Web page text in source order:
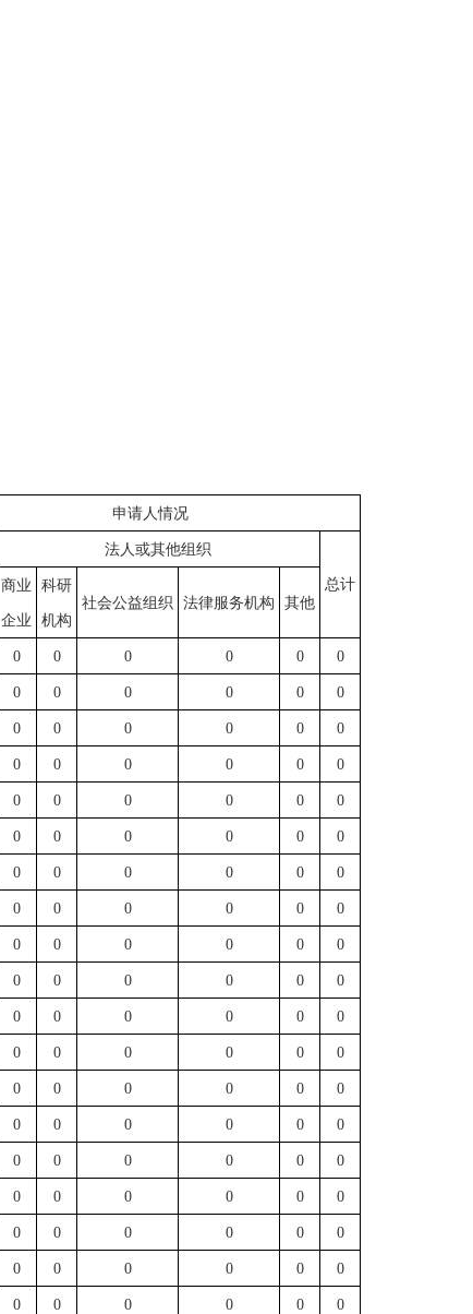
申请人情况
法人或其他组织
总计
商业
企业
科研
机构
社会公益组织 法律服务机构 其他
0 0 0 0 0 0
0 0 0 0 0 0
0 0 0 0 0 0
0 0 0 0 0 0
0 0 0 0 0 0
0 0 0 0 0 0
0 0 0 0 0 0
0 0 0 0 0 0
0 0 0 0 0 0
0 0 0 0 0 0
0 0 0 0 0 0
0 0 0 0 0 0
0 0 0 0 0 0
0 0 0 0 0 0
0 0 0 0 0 0
0 0 0 0 0 0
0 0 0 0 0 0
0 0 0 0 0 0
0 0 0 0 0 0